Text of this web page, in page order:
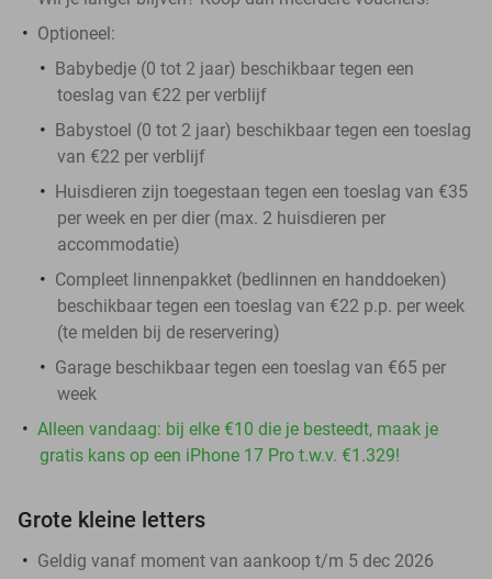
Optioneel:
Babybedje (0 tot 2 jaar) beschikbaar tegen een
toeslag van €22 per verblijf
Babystoel (0 tot 2 jaar) beschikbaar tegen een toeslag
van €22 per verblijf
Huisdieren zijn toegestaan tegen een toeslag van €35
per week en per dier (max. 2 huisdieren per
accommodatie)
Compleet linnenpakket (bedlinnen en handdoeken)
beschikbaar tegen een toeslag van €22 p.p. per week
(te melden bij de reservering)
Garage beschikbaar tegen een toeslag van €65 per
week
Alleen vandaag: bij elke €10 die je besteedt, maak je
gratis kans op een iPhone 17 Pro t.w.v. €1.329!
Grote kleine letters
Geldig vanaf moment van aankoop t/m 5 dec 2026